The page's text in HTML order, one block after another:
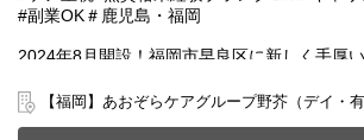
#副業OK＃鹿児島・福岡
2024年8月開設！福岡市早良区に新しく手厚
20～70代まで幅広い年齢層の方が活躍中です
今までのご経験やスキルを当社で発揮して頂
【福岡】あおぞらケアグループ野芥（デイ・